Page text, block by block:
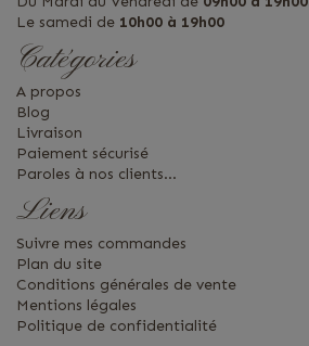
Le samedi de 10h00 à 19h00
Catégories
A propos
Blog
Livraison
Paiement sécurisé
Paroles à nos clients...
Liens
Suivre mes commandes
Plan du site
Conditions générales de vente
Mentions légales
Politique de confidentialité